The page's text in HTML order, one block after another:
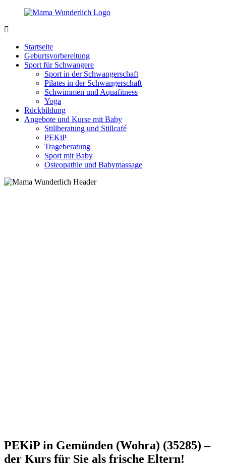
Zurück
Inhalt
sein
wunderbar!
Startseite
Geburtsvorbereitung
Sport für Schwangere
Sport in der Schwangerschaft
Pilates in der Schwangerschaft
Schwimmen und Aquafitness
Yoga
Rückbildung
Angebote und Kurse mit Baby
Stillberatung und Stillcafé
PEKiP
Trageberatung
Sport mit Baby
Osteopathie und Babymassage
PEKiP in Gemünden (Wohra) (35285) –
der Kurs für Sie als frische Eltern!